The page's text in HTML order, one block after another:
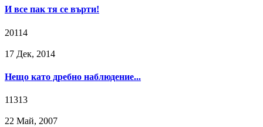
И все пак тя се върти!
20114
17 Дек, 2014
Нещо като дребно наблюдение...
11313
22 Май, 2007